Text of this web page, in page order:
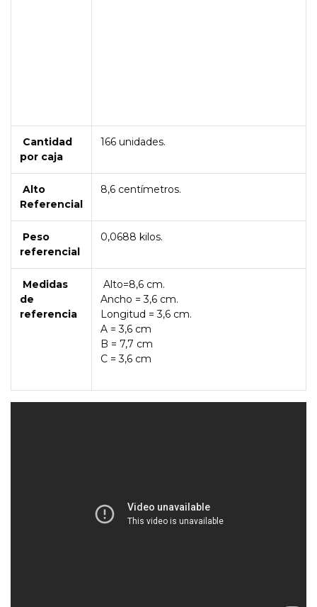
Cantidad
por caja
166 unidades.
Alto
Referencial
8,6 centímetros.
Peso
referencial
0,0688 kilos.
Medidas
de
referencia
Alto=8,6 cm.
Ancho = 3,6 cm.
Longitud = 3,6 cm.
A = 3,6 cm
B = 7,7 cm
C = 3,6 cm